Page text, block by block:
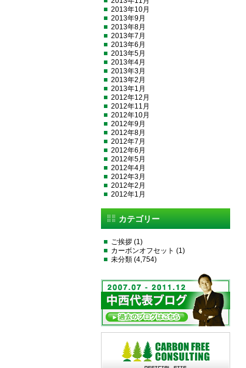
2013年10月
2013年9月
2013年8月
2013年7月
2013年6月
2013年5月
2013年4月
2013年3月
2013年2月
2013年1月
2012年12月
2012年11月
2012年10月
2012年9月
2012年8月
2012年7月
2012年6月
2012年5月
2012年4月
2012年3月
2012年2月
2012年1月
カテゴリー
ご挨拶 (1)
カーボンオフセット (1)
未分類 (4,754)